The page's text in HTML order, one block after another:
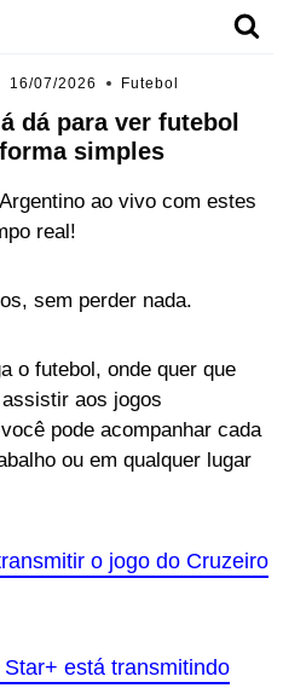
16/07/2026 Futebol
dá para ver futebol
simples
ao vivo com estes
real!
sem perder nada.
o futebol, onde quer que
aos jogos
pode acompanhar cada
ou em qualquer lugar
o jogo do Cruzeiro
está transmitindo